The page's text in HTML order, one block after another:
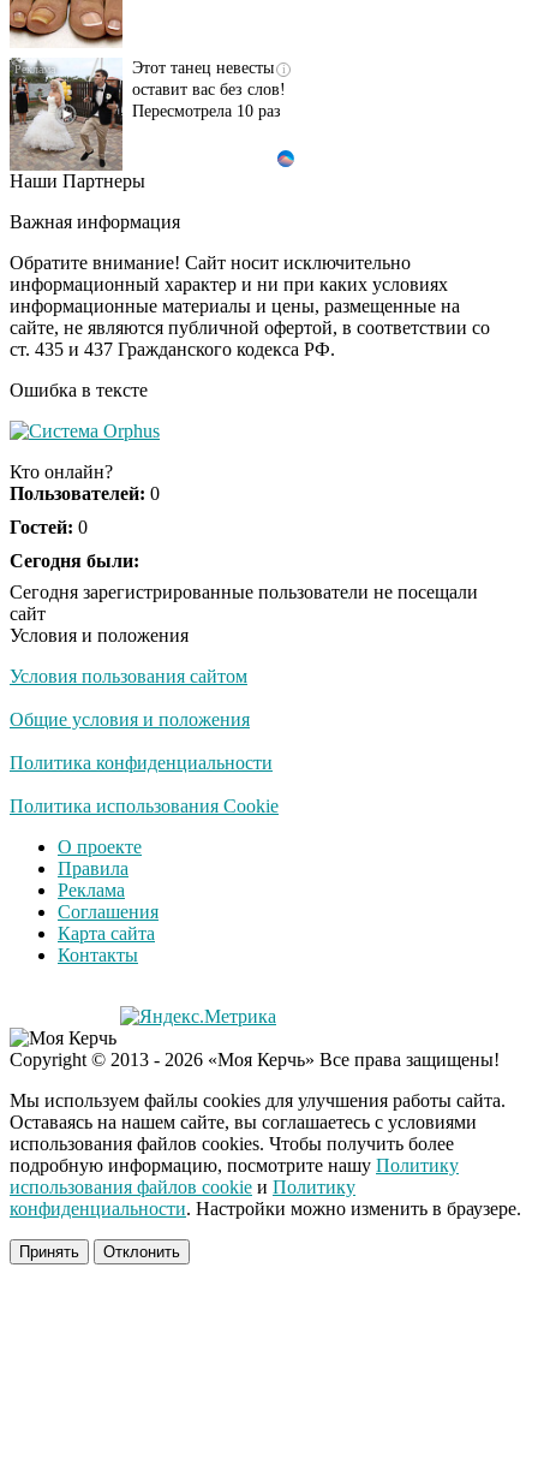
i
Этот танец невесты
оставит вас без слов!
Пересмотрела 10 раз
Ролик длится пару
шоке от увиденного
i
Ролик из Омска: вы
будете смеяться долго
Ржу не переставая, это
Скрытая камера на
люди вытворяют, когда
Ролик длится
смеяться вы будете
Королева вагона
оставит равнодушным
США — Южной
Корее: «Верни мне
всё, что я подарил —
Деньги придут
раньше пенсии: кто в
2026 году получит
выплаты досрочно
i
Забывший о
патриотизме
Плющенко отправляет
сына выступать за
Азербайджан
Наши Партнеры
Важная информация
Обратите внимание! Сайт носит исключительно
информационный характер и ни при каких условиях
информационные материалы и цены, размещенные на
сайте, не являются публичной офертой, в соответствии со
ст. 435 и 437 Гражданского кодекса РФ.
Ошибка в тексте
Кто онлайн?
Пользователей: 0
Гостей: 0
Сегодня были:
Сегодня зарегистрированные пользователи не посещали
сайт
Условия и положения
Условия пользования сайтом
Общие условия и положения
Политика конфиденциальности
Политика использования Cookie
О проекте
Правила
Реклама
Соглашения
Карта сайта
Контакты
Copyright © 2013 - 2026 «Моя Керчь» Все права защищены!
Мы используем файлы cookies для улучшения работы сайта.
Оставаясь на нашем сайте, вы соглашаетесь с условиями
использования файлов cookies. Чтобы получить более
подробную информацию, посмотрите нашу Политику
использования файлов cookie и Политику
конфиденциальности. Настройки можно изменить в браузере.
Принять Отклонить